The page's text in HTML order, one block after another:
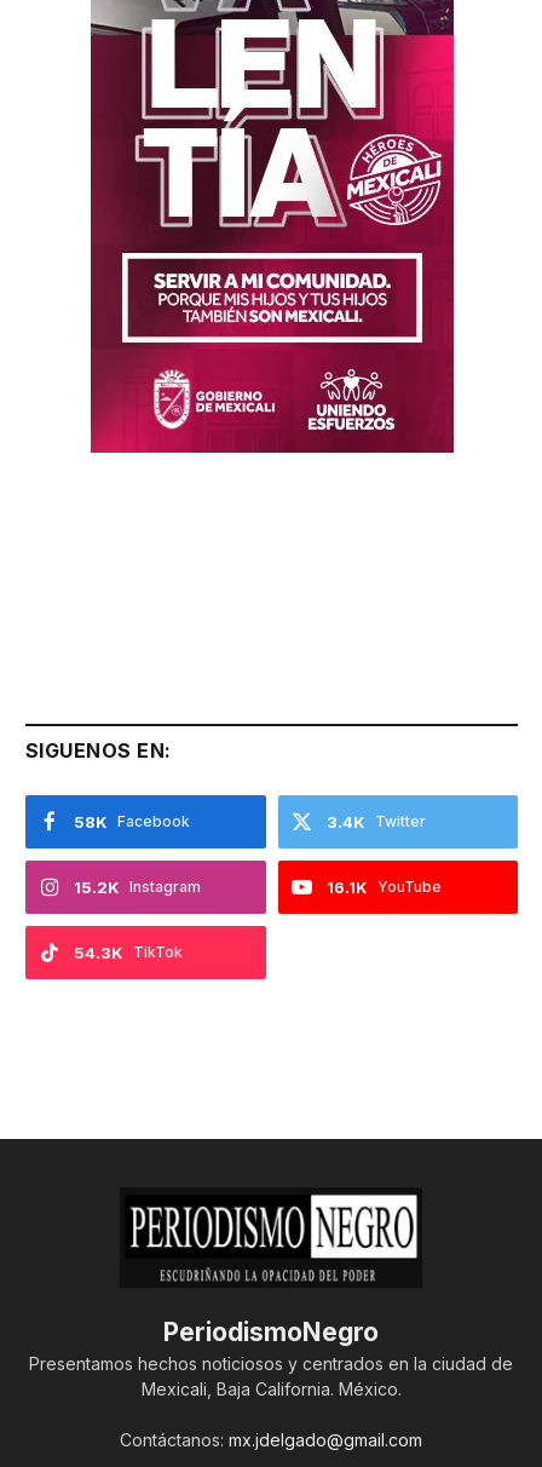
SIGUENOS EN:
Facebook
58K Twitter
3.4K
Instagram
15.2K YouTube
16.1K
TikTok
54.3K
PeriodismoNegro
Presentamos hechos noticiosos y centrados en la ciudad de
Mexicali, Baja California. México.
Contáctanos: mx.jdelgado@gmail.com